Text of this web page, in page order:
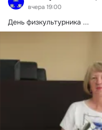
вчера 19:00
День физкультурника ...